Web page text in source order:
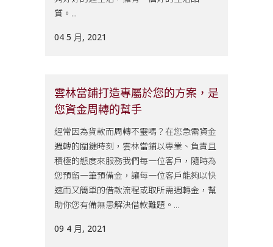
質。...
04 5 月, 2021
雲林當鋪打造專屬於您的方案，是
您資金周轉的幫手
經常因為貨款而周轉不靈嗎？在您急需資金
週轉的關鍵時刻，雲林當鋪以專業、負責且
積極的態度來服務我們每一位客戶，隨時為
您預留一筆預備金，讓每一位客戶能夠以快
速而又簡單的借款流程或取所需週轉金，幫
助你您有備無患解決借款難題。...
09 4 月, 2021